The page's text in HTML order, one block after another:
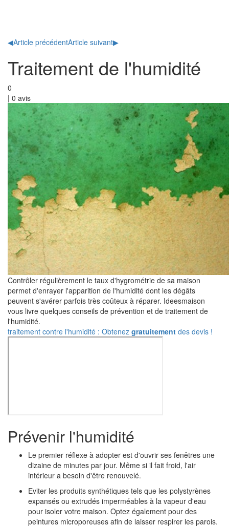
◀Article précédentArticle suivant▶
Traitement de l'humidité
0
| 0 avis
Contrôler régulièrement le taux d'hygrométrie de sa maison
permet d'enrayer l'apparition de l'humidité dont les dégâts
peuvent s'avérer parfois très coûteux à réparer. Ideesmaison
vous livre quelques conseils de prévention et de traitement de
l'humidité.
traitement contre l'humidité : Obtenez gratuitement des devis !
Prévenir l'humidité
Le premier réflexe à adopter est d'ouvrir ses fenêtres une
dizaine de minutes par jour. Même si il fait froid, l'air
intérieur a besoin d'être renouvelé.
Eviter les produits synthétiques tels que les polystyrènes
expansés ou extrudés imperméables à la vapeur d'eau
pour isoler votre maison. Optez également pour des
peintures microporeuses afin de laisser respirer les parois.